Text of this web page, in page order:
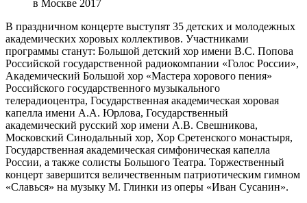
в Москве 2017
В праздничном концерте выступят 35 детских и молодежных
академических хоровых коллективов. Участниками
программы станут: Большой детский хор имени В.С. Попова
Российской государственной радиокомпании «Голос России»,
Академический Большой хор «Мастера хорового пения»
Российского государственного музыкального
телерадиоцентра, Государственная академическая хоровая
капелла имени А.А. Юрлова, Государственный
академический русский хор имени А.В. Свешникова,
Московский Синодальный хор, Хор Сретенского монастыря,
Государственная академическая симфоническая капелла
России, а также солисты Большого Театра. Торжественный
концерт завершится величественным патриотическим гимном
«Славься» на музыку М. Глинки из оперы «Иван Сусанин».